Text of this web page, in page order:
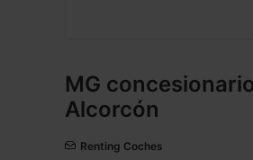
MG
Alcorcón
Renting Coches